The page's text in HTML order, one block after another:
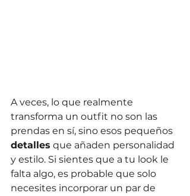
A veces, lo que realmente
transforma un outfit no son las
prendas en sí, sino esos pequeños
detalles que añaden personalidad
y estilo. Si sientes que a tu look le
falta algo, es probable que solo
necesites incorporar un par de